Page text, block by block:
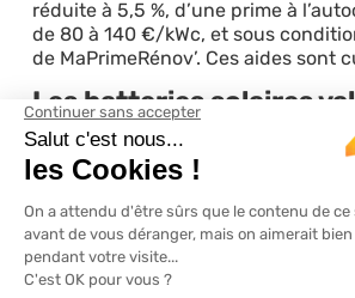
réduite à 5,5 %, d’une prime à
de 80 à 140 €/kWc, et sous
de MaPrimeRénov’. Ces aides sont
Les batteries solaires
l'investissement en
Les batteries améliorent
l’autoconsommation, mais leur
000 € allonge le retour sur
ans. Elles restent recommandées
pour les sites isolés ou les foyers à